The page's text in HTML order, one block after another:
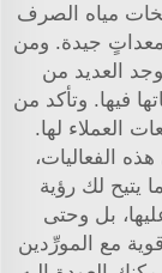
مياه الصرف
جيدة. ومن
العديد من
فيها. وتأكد من
العملاء لها.
الفعاليات،
يتيح لك رؤية
بل وحتى
مع المورِّدين